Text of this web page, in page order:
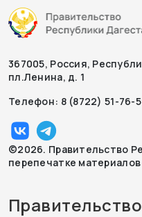
367005, Россия,
пл.Ленина, д. 1
Телефон: 8 (8722) 51-76-
©2026. Правительство
перепечатке
Правительство